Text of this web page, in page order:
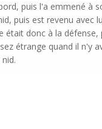
puis l'a emmené à
puis est revenu avec
était donc à la défense,
étrange quand il n'y